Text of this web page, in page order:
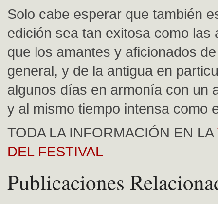
Solo cabe esperar que también
edición sea tan exitosa como las
que los amantes y aficionados
general, y de la antigua en
algunos días en armonía con un
y al mismo tiempo intensa como
TODA LA INFORMACIÓN EN LA
DEL FESTIVAL
Publicaciones